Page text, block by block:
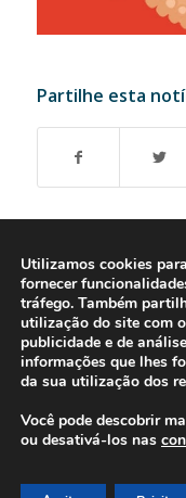
Partilhe esta
Livro de Reclamações
Utilizamos cookies
fornecer
tráfego. Também
utilização do site com
publicidade e de
informações que lhes
da sua utilização dos
Você pode descobrir
ou desativá-los nas